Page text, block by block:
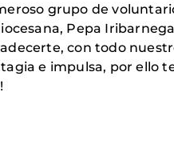
grupo de
Pepa
con todo
e impulsa, por ello